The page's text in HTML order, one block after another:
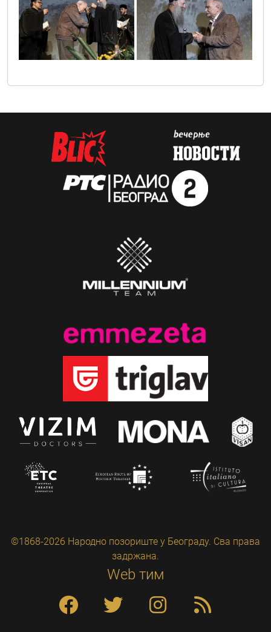
10 11
©1868-2026 Народно позориште у Београду. Сва права
задржана.
Web тим